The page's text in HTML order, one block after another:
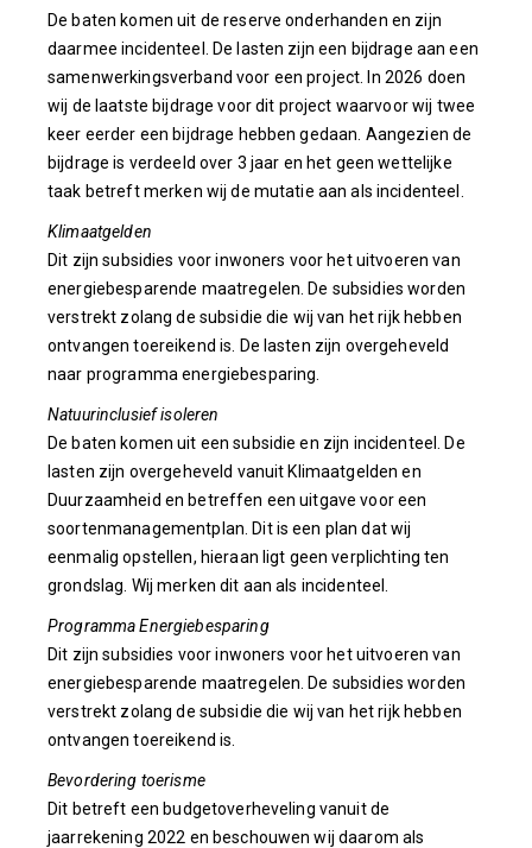
De baten komen uit de reserve onderhanden en zijn
daarmee incidenteel. De lasten zijn een bijdrage aan een
samenwerkingsverband voor een project. In 2026 doen
wij de laatste bijdrage voor dit project waarvoor wij twee
keer eerder een bijdrage hebben gedaan. Aangezien de
bijdrage is verdeeld over 3 jaar en het geen wettelijke
taak betreft merken wij de mutatie aan als incidenteel.
Klimaatgelden
Dit zijn subsidies voor inwoners voor het uitvoeren van
energiebesparende maatregelen. De subsidies worden
verstrekt zolang de subsidie die wij van het rijk hebben
ontvangen toereikend is. De lasten zijn overgeheveld
naar programma energiebesparing.
Natuurinclusief isoleren
De baten komen uit een subsidie en zijn incidenteel. De
lasten zijn overgeheveld vanuit Klimaatgelden en
Duurzaamheid en betreffen een uitgave voor een
soortenmanagementplan. Dit is een plan dat wij
eenmalig opstellen, hieraan ligt geen verplichting ten
grondslag. Wij merken dit aan als incidenteel.
Programma Energiebesparing
Dit zijn subsidies voor inwoners voor het uitvoeren van
energiebesparende maatregelen. De subsidies worden
verstrekt zolang de subsidie die wij van het rijk hebben
ontvangen toereikend is.
Bevordering toerisme
Dit betreft een budgetoverheveling vanuit de
jaarrekening 2022 en beschouwen wij daarom als